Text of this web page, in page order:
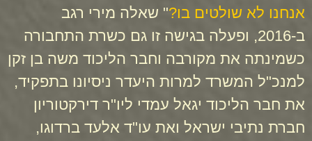
אנחנו לא שולטים בו?" שאלה מירי רגב
ב-2016, ופעלה בגישה זו גם כשרת התחבורה
כשמינתה את מקורבה וחבר הליכוד משה בן זקן
למנכ"ל המשרד למרות היעדר ניסיונו בתפקיד,
את חבר הליכוד יגאל עמדי ליו"ר דירקטוריון
חברת נתיבי ישראל ואת עו"ד אלעד ברדוגו,